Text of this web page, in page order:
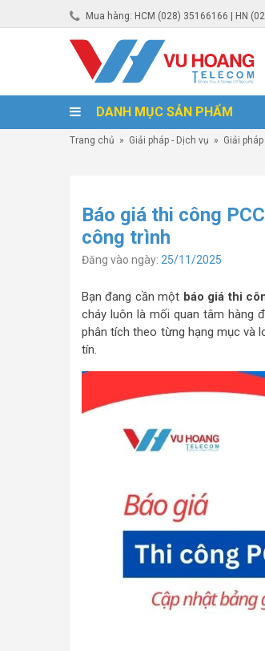
Mua hàng: HCM (028) 35166166 | HN
DANH MỤC SẢN PHẨM
Trang chủ » Giải pháp - Dịch vụ » Giải
Báo giá thi công
công trình
Đăng vào ngày: 25/11/2025
Bạn đang cần một báo giá thi
cháy luôn là mối quan tâm hàng
phân tích theo từng hạng mục và
tín.